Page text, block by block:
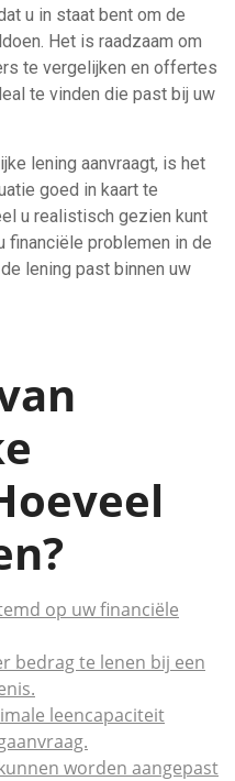
u in staat bent om de
Het is raadzaam om
te vergelijken en offertes
te vinden die past bij uw
lening aanvraagt, is het
goed in kaart te
u realistisch gezien kunt
financiële problemen in de
lening past binnen uw
op uw financiële
bedrag te lenen bij een
leencapaciteit
worden aangepast